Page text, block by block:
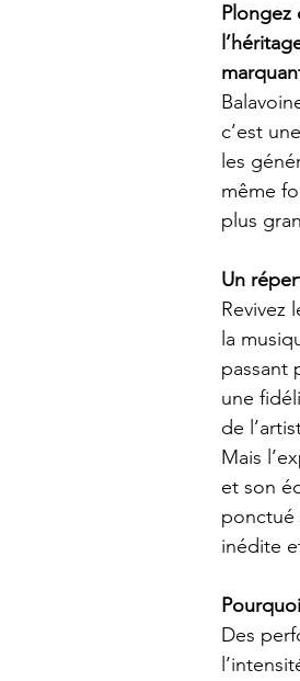
Plongez
c’est
les
même
plus
Un
Revivez
la
passant
une
de
Mais
et son
ponctué
inédite
Des